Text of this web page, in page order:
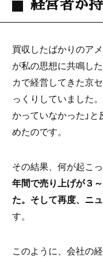
買収したばかりのア
が私の思想に共鳴し
カで経営してきた京
っくりしていました
かっていなかった」
めたのです。
その結果、何が起こ
年間で売り上げが３
た。そして再度、ニ
す。
このように、会社の